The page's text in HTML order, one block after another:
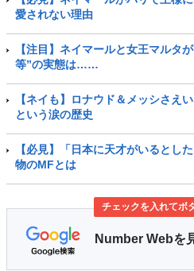
愛されない理由
【注目】ネイマールと女王マルタ
等”の実態は……
【ネイも】ロナウド＆メッシさ
という涙の歴史
【必見】「日本に天才がいると
物のMFとは
チェックを入れてボ
Number Webを